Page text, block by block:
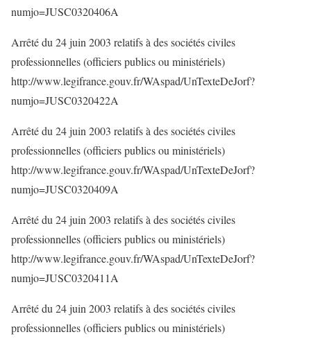
numjo=JUSC0320406A
Arrêté du 24 juin 2003 relatifs à des sociétés civiles
professionnelles (officiers publics ou ministériels)
http://www.legifrance.gouv.fr/WAspad/UnTexteDeJorf?
numjo=JUSC0320422A
Arrêté du 24 juin 2003 relatifs à des sociétés civiles
professionnelles (officiers publics ou ministériels)
http://www.legifrance.gouv.fr/WAspad/UnTexteDeJorf?
numjo=JUSC0320409A
Arrêté du 24 juin 2003 relatifs à des sociétés civiles
professionnelles (officiers publics ou ministériels)
http://www.legifrance.gouv.fr/WAspad/UnTexteDeJorf?
numjo=JUSC0320411A
Arrêté du 24 juin 2003 relatifs à des sociétés civiles
professionnelles (officiers publics ou ministériels)